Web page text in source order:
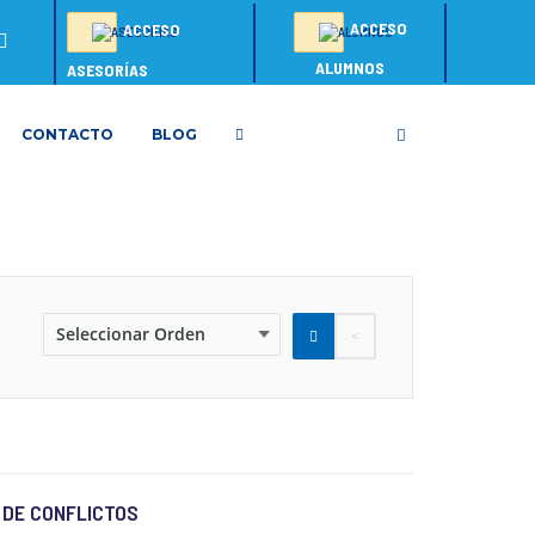
ACCESO
ASESORÍAS
ACCESO
ALUMNOS
CONTACTO BLOG
CONFLICTOS